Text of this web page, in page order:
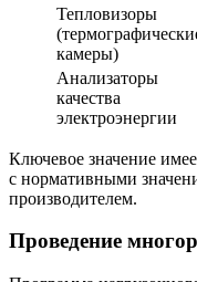
Тепловизоры
камеры)
Анализаторы
качества
электроэнергии
Ключевое значение
с нормативными
производителем.
Проведение